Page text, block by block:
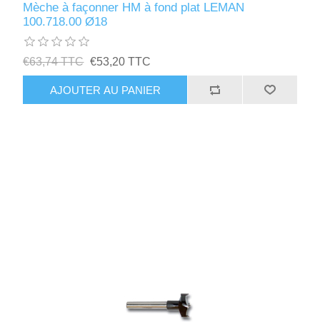
Mèche à façonner HM à fond plat LEMAN
100.718.00 Ø18
€63,74 TTC €53,20 TTC